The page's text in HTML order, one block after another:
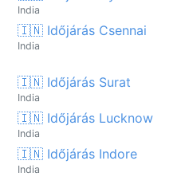
India
🇮🇳 Időjárás Csennai
India
🇮🇳 Időjárás Surat
India
🇮🇳 Időjárás Lucknow
India
🇮🇳 Időjárás Indore
India